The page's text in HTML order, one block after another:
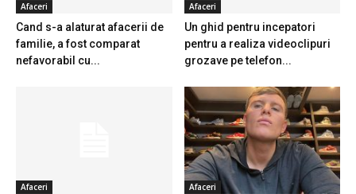
Afaceri
Cand s-a alaturat afacerii de
familie, a fost comparat
nefavorabil cu...
Afaceri
Un ghid pentru incepatori
pentru a realiza videoclipuri
grozave pe telefon...
Afaceri Afaceri